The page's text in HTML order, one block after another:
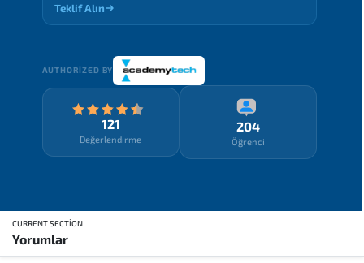
Teklif Alın
AUTHORIZED BY
121
Değerlendirme
204
Öğrenci
CURRENT SECTION
Yorumlar